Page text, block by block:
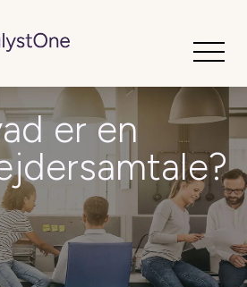
er en